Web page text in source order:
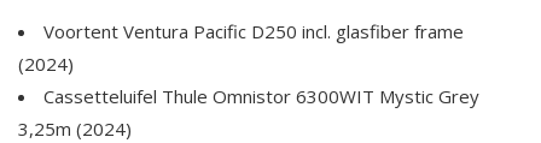
Voortent Ventura Pacific D250 incl. glasfiber frame
(2024)
Cassetteluifel Thule Omnistor 6300WIT Mystic Grey
3,25m (2024)